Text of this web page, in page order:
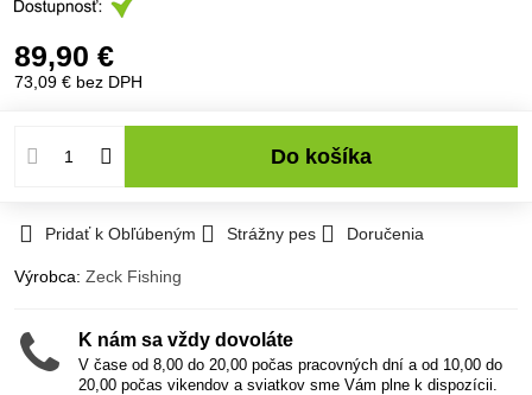
89,90 €
73,09 € bez DPH
Do košíka
Pridať k Obľúbeným Strážny pes Doručenia
Výrobca: Zeck Fishing
K nám sa vždy dovoláte
V čase od 8,00 do 20,00 počas pracovných dní a od 10,00 do
20,00 počas vikendov a sviatkov sme Vám plne k dispozícii.